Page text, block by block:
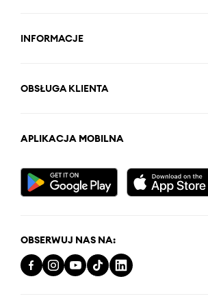
INFORMACJE
OBSŁUGA KLIENTA
APLIKACJA MOBILNA
OBSERWUJ NAS NA: